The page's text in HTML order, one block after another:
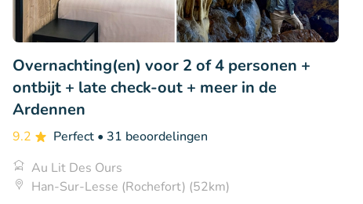
Overnachting(en) voor 2 of 4 personen +
ontbijt + late check-out + meer in de
Ardennen
9.2 Perfect • 31 beoordelingen
Au Lit Des Ours
Han-Sur-Lesse (Rochefort) (52km)